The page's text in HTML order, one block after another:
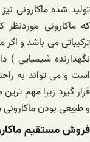
تولید شده ماکارونی
که ماکارونی
ترکیباتی می باشد و اگر
نگهدارنده شیمیایی )
است و می تواند به
قرار گیرد زیرا مهم
و طبیعی بودن
فروش مستقیم